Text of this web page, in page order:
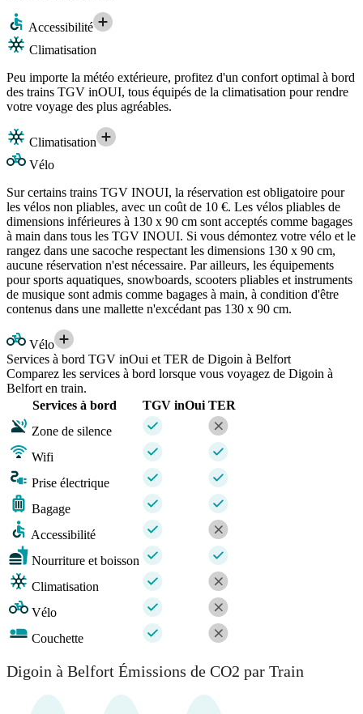
Accessibilité
Climatisation
Peu importe la météo extérieure, profitez d'un confort optimal à bord
des trains TGV inOUI, tous équipés de la climatisation pour rendre
votre voyage des plus agréables.
Climatisation
Vélo
Sur certains trains TGV INOUI, la réservation est obligatoire pour
les vélos non pliables, avec un coût de 10 €. Les vélos pliables de
dimensions inférieures à 130 x 90 cm sont acceptés comme bagages
à main dans tous les TGV INOUI. Si vous démontez votre vélo et le
rangez dans une sacoche respectant les dimensions 130 x 90 cm,
aucune réservation n'est nécessaire. Par ailleurs, les équipements
pour sports aquatiques, snowboards, scooters pliables et instruments
de musique sont admis comme bagages à main, à condition d'être
contenus dans une mallette n'excédant pas 130 x 90 cm.
Vélo
Services à bord TGV inOui et TER de Digoin à Belfort
Comparez les services à bord lorsque vous voyagez de Digoin à
Belfort en train.
Services à bord
TGV inOui TER
Zone de silence
Wifi
Prise électrique
Bagage
Accessibilité
Nourriture et boisson
Climatisation
Vélo
Couchette
Digoin à Belfort Émissions de CO2 par Train